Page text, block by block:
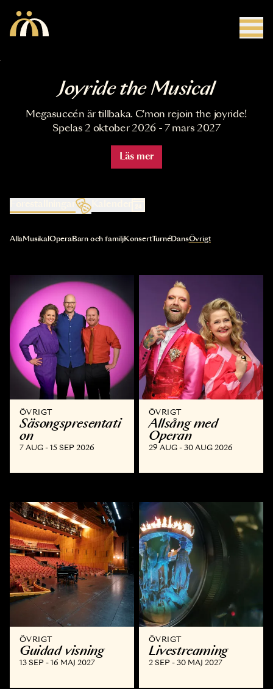
Joyride the Musical
Megasuccén är tillbaka. C'mon rejoin the joyride!
Spelas 2 oktober 2026 - 7 mars 2027
Läs mer
Kalender
Val av kategori uppdaterar innehållet automatiskt
AllaMusikal OperaBarn och familjKonsertTurnéDansÖvrigt
ÖVRIGT
Säsongspresentati
on
7 AUG - 15 SEP 2026
ÖVRIGT
Allsång med
Operan
29 AUG - 30 AUG 2026
ÖVRIGT
Guidad visning
13 SEP - 16 MAJ 2027
ÖVRIGT
Livestreaming
2 SEP - 30 MAJ 2027